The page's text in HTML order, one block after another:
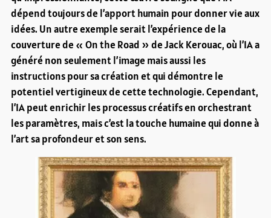
dépend toujours de l’apport humain pour donner vie aux
idées. Un autre exemple serait l’expérience de la
couverture de « On the Road » de Jack Kerouac, où l’IA a
généré non seulement l’image mais aussi les
instructions pour sa création et qui démontre le
potentiel vertigineux de cette technologie. Cependant,
l’IA peut enrichir les processus créatifs en orchestrant
les paramètres, mais c’est la touche humaine qui donne à
l’art sa profondeur et son sens.